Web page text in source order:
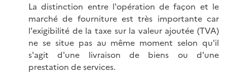
La distinction entre l'opération de façon et le
marché de fourniture est très importante car
l'exigibilité de la taxe sur la valeur ajoutée (TVA)
ne se situe pas au même moment selon qu'il
s'agit d'une livraison de biens ou d'une
prestation de services.